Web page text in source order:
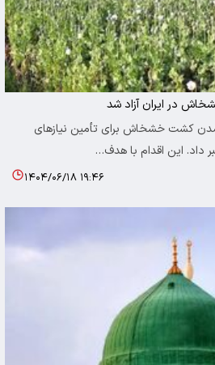
در ایران آزاد شد
شدن کشت خشخاش برای تأمین نیازهای
داد. این اقدام با هدف…
۱۴۰۴/۰۶/۱۸ ۱۹:۴۶